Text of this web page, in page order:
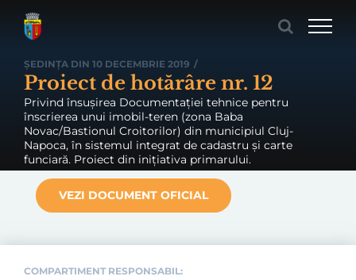
ȘEDINȚA DIN 10 DECEMBRIE 2019 /
Proiect de hotărâre nr. 12
Privind însușirea Documentației tehnice pentru
înscrierea unui imobil-teren (zona Baba
Novac/Bastionul Croitorilor) din municipiul Cluj-
Napoca, în sistemul integrat de cadastru și carte
funciară. Proiect din inițiativa primarului.
VEZI DOCUMENT OFICIAL
COMPARTIMENT RESPONSABIL: